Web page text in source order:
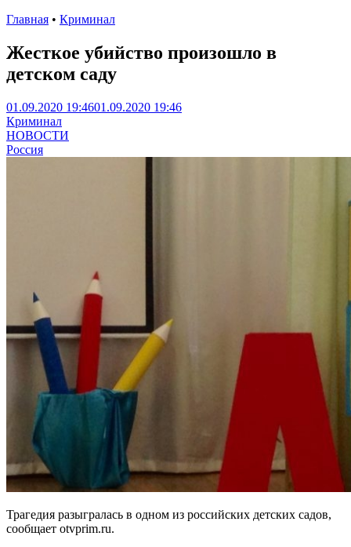
Главная • Криминал
Жесткое убийство произошло в
детском саду
01.09.2020 19:4601.09.2020 19:46
Криминал
НОВОСТИ
Россия
Трагедия разыгралась в одном из российских детских садов,
сообщает otvprim.ru.